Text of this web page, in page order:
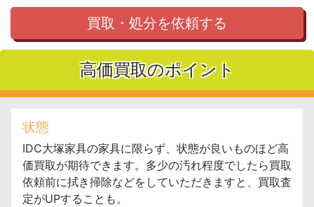
買取・処分を依頼する
高価買取のポイント
状態
IDC大塚家具の家具に限らず、状態が良いものほど高
価買取が期待できます。多少の汚れ程度でしたら買取
依頼前に拭き掃除などをしていただきますと、買取査
定がUPすることも。